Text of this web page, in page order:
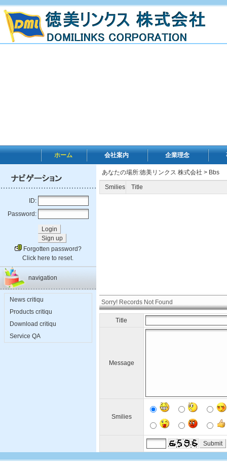
ホーム 会社案内 企業理念
ID:
Password:
Forgotten password?
Click here to reset.
navigation
News critiqu
Products critiqu
Download critiqu
Service QA
あなたの場所:徳美リンクス 株式会社 > Bbs
Smilies Title
Sorry! Records Not Found
Title
Message
Smilies